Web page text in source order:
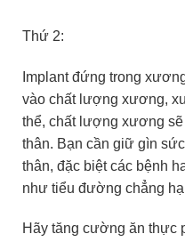
Thứ 2:
Implant đứng trong
vào chất lượng xương,
thể, chất lượng xương
thân. Bạn cần giữ gìn
thân, đặc biệt các bệnh
như tiểu đường chẳng
Hãy tăng cường ăn thực